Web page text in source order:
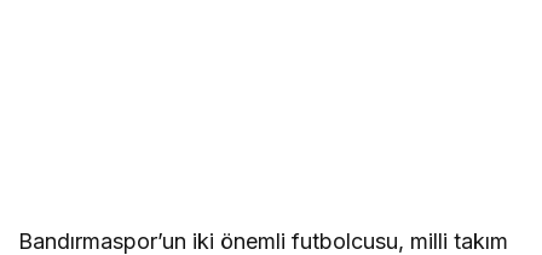
Bandırmaspor’un iki önemli futbolcusu, milli takım